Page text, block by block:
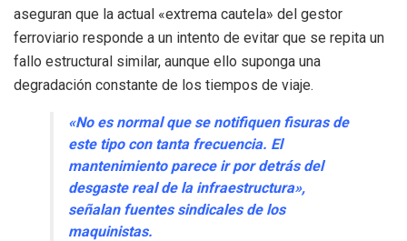
aseguran que la actual «extrema cautela» del gestor
ferroviario responde a un intento de evitar que se repita un
fallo estructural similar, aunque ello suponga una
degradación constante de los tiempos de viaje.
«No es normal que se notifiquen fisuras de
este tipo con tanta frecuencia. El
mantenimiento parece ir por detrás del
desgaste real de la infraestructura»,
señalan fuentes sindicales de los
maquinistas.